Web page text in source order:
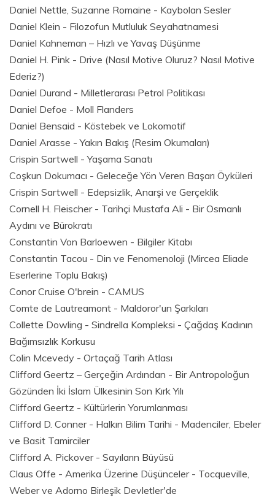
Daniel Nettle, Suzanne Romaine - Kaybolan Sesler
Daniel Klein - Filozofun Mutluluk Seyahatnamesi
Daniel Kahneman – Hızlı ve Yavaş Düşünme
Daniel H. Pink - Drive (Nasıl Motive Oluruz? Nasıl Motive
Ederiz?)
Daniel Durand - Milletlerarası Petrol Politikası
Daniel Defoe - Moll Flanders
Daniel Bensaid - Köstebek ve Lokomotif
Daniel Arasse - Yakın Bakış (Resim Okumaları)
Crispin Sartwell - Yaşama Sanatı
Coşkun Dokumacı - Geleceğe Yön Veren Başarı Öyküleri
Crispin Sartwell - Edepsizlik, Anarşi ve Gerçeklik
Cornell H. Fleischer - Tarihçi Mustafa Ali - Bir Osmanlı
Aydını ve Bürokratı
Constantin Von Barloewen - Bilgiler Kitabı
Constantin Tacou - Din ve Fenomenoloji (Mircea Eliade
Eserlerine Toplu Bakış)
Conor Cruise O'brein - CAMUS
Comte de Lautreamont - Maldoror'un Şarkıları
Collette Dowling - Sindrella Kompleksi - Çağdaş Kadının
Bağımsızlık Korkusu
Colin Mcevedy - Ortaçağ Tarih Atlası
Clifford Geertz – Gerçeğin Ardından - Bir Antropoloğun
Gözünden İki İslam Ülkesinin Son Kırk Yılı
Clifford Geertz - Kültürlerin Yorumlanması
Clifford D. Conner - Halkın Bilim Tarihi - Madenciler, Ebeler
ve Basit Tamirciler
Clifford A. Pickover - Sayıların Büyüsü
Claus Offe - Amerika Üzerine Düşünceler - Tocqueville,
Weber ve Adorno Birleşik Devletler'de